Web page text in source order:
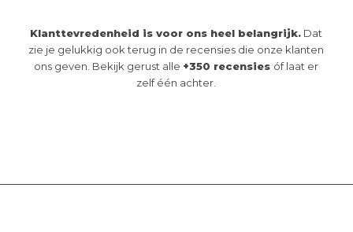
Klanttevredenheid is voor ons heel belangrijk. Dat
zie je gelukkig ook terug in de recensies die onze klanten
ons geven. Bekijk gerust alle +350 recensies óf laat er
zelf één achter.